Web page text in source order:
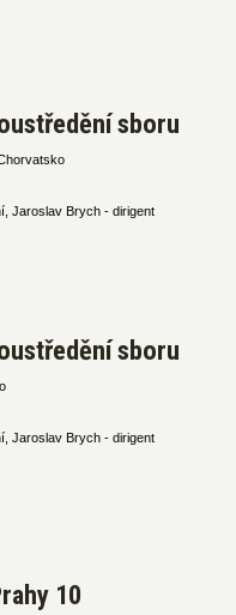
sboru
Jaroslav Brych - dirigent
sboru
Jaroslav Brych - dirigent
10